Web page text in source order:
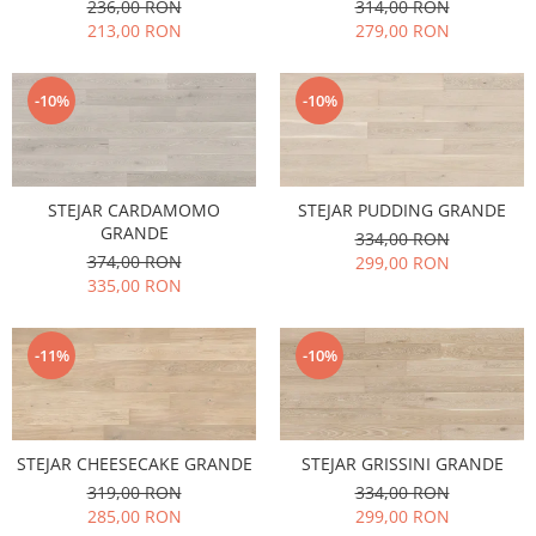
236,00 RON
213,00 RON
314,00 RON
279,00 RON
-10%
STEJAR CARDAMOMO
GRANDE
374,00 RON
335,00 RON
-10%
STEJAR PUDDING GRANDE
334,00 RON
299,00 RON
-11%
STEJAR CHEESECAKE GRANDE
319,00 RON
285,00 RON
-10%
STEJAR GRISSINI GRANDE
334,00 RON
299,00 RON